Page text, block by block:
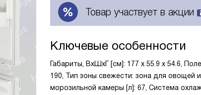
Товар участвует в акции
Ключевые особенности
Габариты, ВxШxГ [см]: 177 х 55.9 х 54.6,
190, Тип зоны свежести: зона для овощей
морозильной камеры [л]: 67, Система